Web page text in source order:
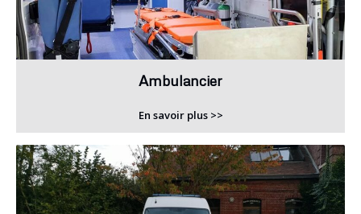
Ambulancier
En savoir plus >>